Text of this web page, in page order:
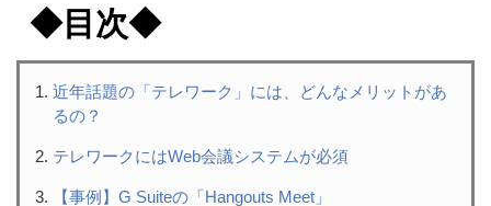
◆目次◆
近年話題の「テレワーク」には、どんなメリットがあ
るの？
テレワークにはWeb会議システムが必須
【事例】G Suiteの「Hangouts Meet」